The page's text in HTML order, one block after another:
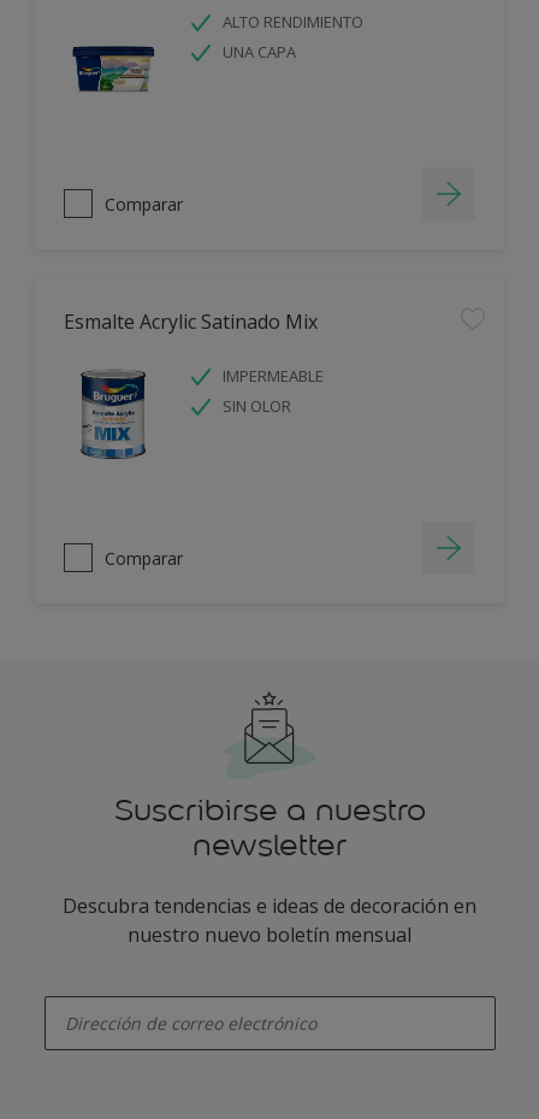
ALTO RENDIMIENTO
UNA CAPA
Comparar
Esmalte Acrylic Satinado Mix
IMPERMEABLE
SIN OLOR
Comparar
Suscribirse a nuestro
newsletter
Descubra tendencias e ideas de decoración en
nuestro nuevo boletín mensual